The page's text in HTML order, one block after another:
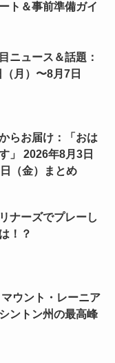
ト＆事前準備ガイ
ニュース＆話題：
月）〜8月7日
らお届け：「おは
」 2026年8月3日
（金）まとめ
ナーズでプレーし
！？
マウント・レーニア
ントン州の最高峰